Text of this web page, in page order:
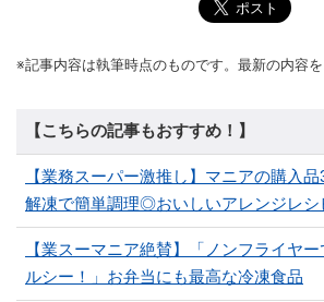
※記事内容は執筆時点のものです。最新の内容を
【こちらの記事もおすすめ！】
【業務スーパー激推し】マニアの購入
解凍で簡単調理◎おいしいアレンジレシ
【業スーマニア絶賛】「ノンフライヤ
ルシー！」お弁当にも最高な冷凍食品